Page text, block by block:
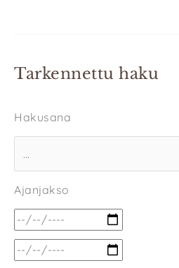
Tarkennettu haku
Hakusana
Ajanjakso